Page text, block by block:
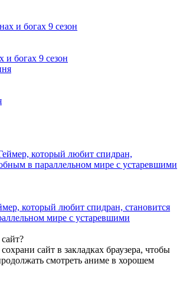
и богах 9 сезон
который любит спидран, становится
мире с устаревшими
сайт в закладках браузера, чтобы
смотреть аниме в хорошем